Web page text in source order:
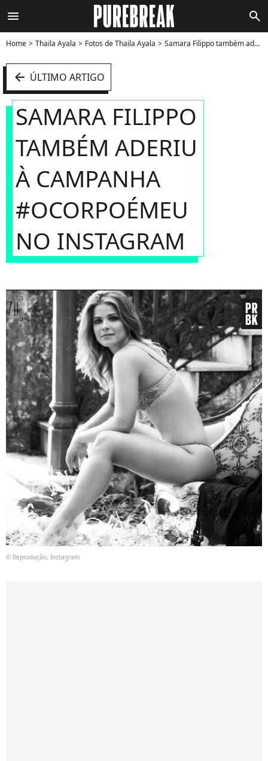
menu search
Home Thaila Ayala Fotos de Thaila Ayala Samara Filippo também aderiu à campanha #ocorpoémeu no Instagram - Foto
arrow_left ÚLTIMO ARTIGO
SAMARA FILIPPO
TAMBÉM ADERIU
À CAMPANHA
#OCORPOÉMEU
NO INSTAGRAM
© Reprodução, Instagram